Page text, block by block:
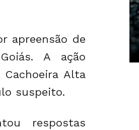
apreensão de
A ação
Alta
suspeito.
respostas